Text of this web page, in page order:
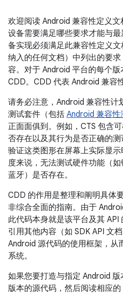
欢迎阅读 Android 兼容性定义
设备需要满足哪些要求才能与
备实现必须满足此兼容性定义
纳入的任何文档）中列出的要
容。对于 Android 平台的每个
CDD。CDD 代表 Android 兼容
请务必注意，Android 兼容性计
测试套件（包括 Android 兼容性
正面面俱到。例如，CTS 包含
否存在以及其行为是否正确的
验证这类图形在屏幕上实际显
度来说，无法测试硬件功能（
蓝牙）是否存在。
CDD 的作用是整理和阐明具体
非综合全面的指南。由于
此代码本身就是该平台及其 API
引用其他内容（如 SDK API 文
Android 源代码的使用框架，从
系统。
如果您要打造与指定 Android
版本的源代码，然后阅读相应的